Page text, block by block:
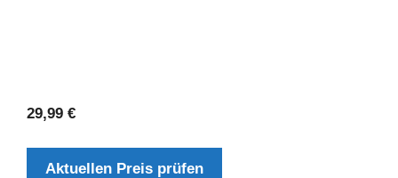
29,99 €
Aktuellen Preis prüfen